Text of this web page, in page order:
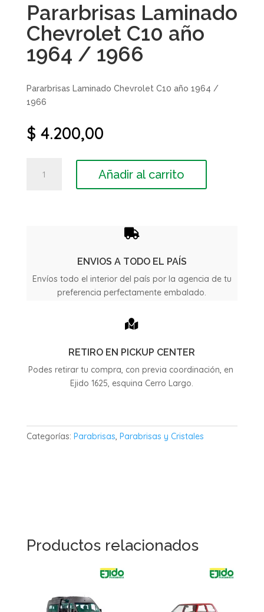
Pararbrisas Laminado
Chevrolet C10 año
1964 / 1966
Pararbrisas Laminado Chevrolet C10 año 1964 /
1966
$ 4.200,00
Laminado
cantidad
Añadir al carrito

ENVIOS A TODO EL PAÍS
Envíos todo el interior del país por la agencia de tu
preferencia perfectamente embalado.

RETIRO EN PICKUP CENTER
Podes retirar tu compra, con previa coordinación, en
Ejido 1625, esquina Cerro Largo.
Categorías: Parabrisas, Parabrisas y Cristales
Productos relacionados